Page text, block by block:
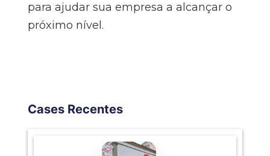
para ajudar sua empresa a alcançar o
próximo nível.
Cases Recentes